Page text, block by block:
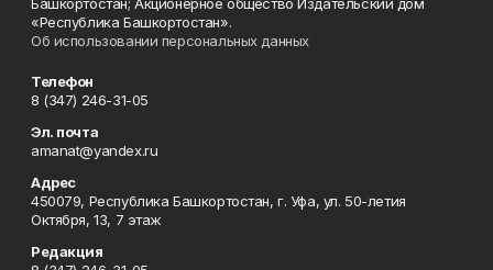
«Республика Башкортостан».
Об использовании персональных данных
Телефон
8 (347) 246-31-05
Эл. почта
amanat@yandex.ru
Адрес
450079, Республика Башкортостан, г. Уфа, ул. 50-летия
Октября, 13, 7 этаж
Редакция